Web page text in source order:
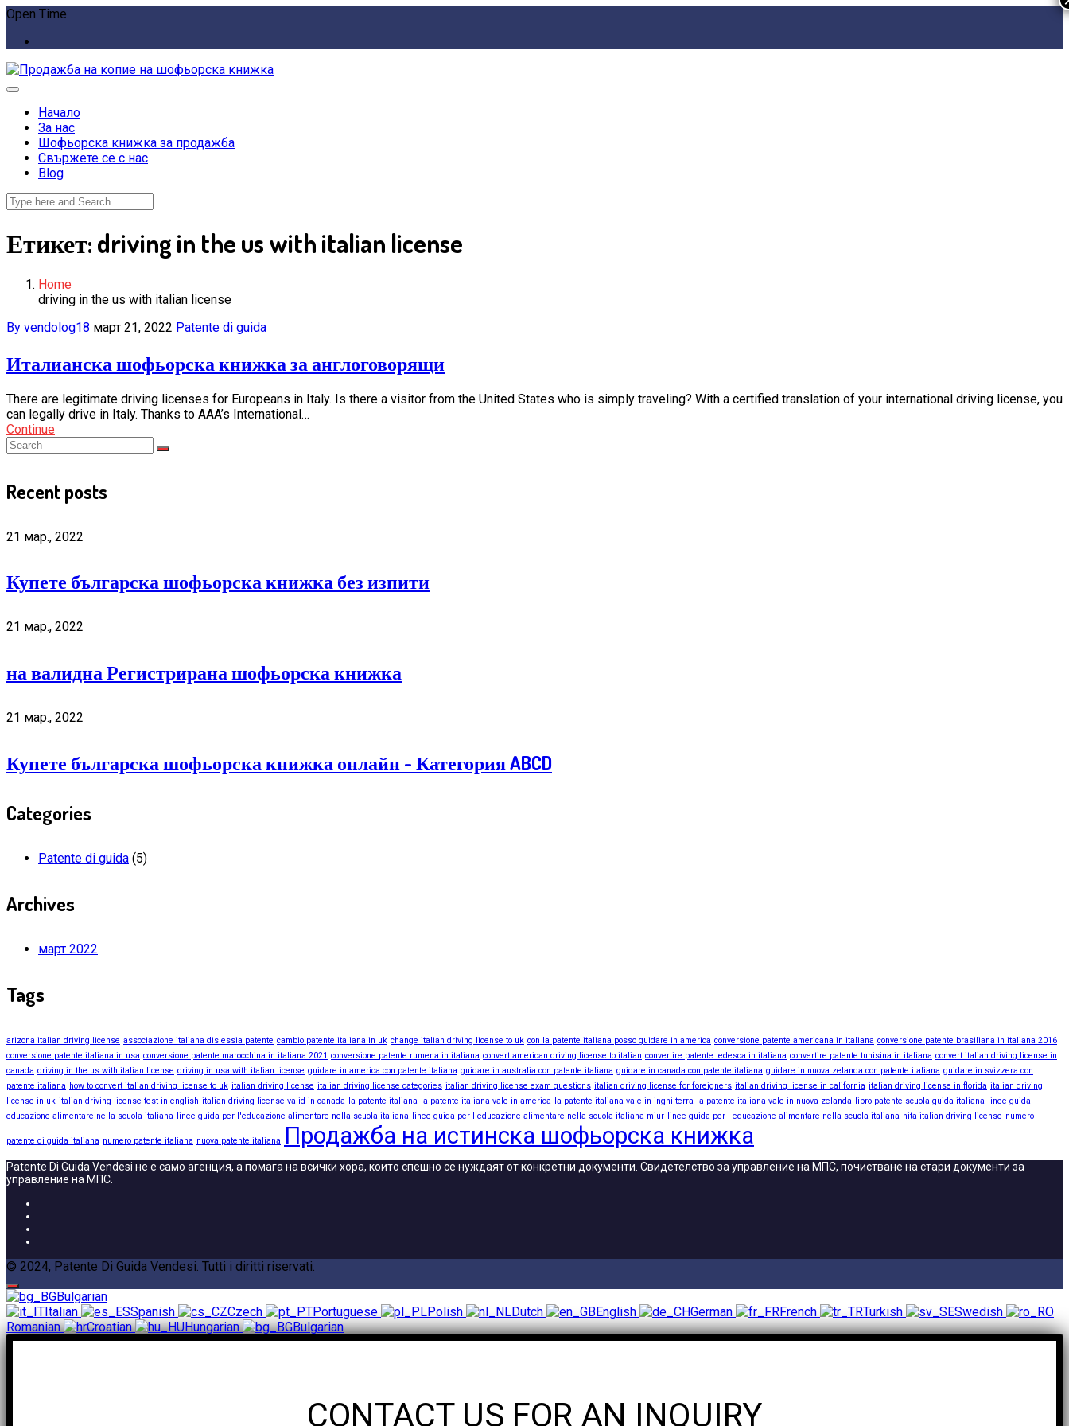
Open Time
Начало
За нас
Шофьорска книжка за продажба
Свържете се с нас
Blog
Етикет:driving in the us with italian license
Home
driving in the us with italian license
By vendolog18 март 21, 2022 Patente di guida
Италианска шофьорска книжка за англоговорящи
There are legitimate driving licenses for Europeans in Italy. Is there a visitor from the United States who is simply traveling? With a certified translation of your international driving license, you
can legally drive in Italy. Thanks to AAA’s International…
Continue
Recent posts
21 мар., 2022
Купете българска шофьорска книжка без изпити
21 мар., 2022
на валидна Регистрирана шофьорска книжка
21 мар., 2022
Купете българска шофьорска книжка онлайн - Категория ABCD
Categories
Patente di guida (5)
Archives
март 2022
Tags
arizona italian driving license associazione italiana dislessia patente cambio patente italiana in uk change italian driving license to uk con la patente italiana posso guidare in america conversione patente americana in italiana conversione patente brasiliana in italiana 2016
conversione patente italiana in usa conversione patente marocchina in italiana 2021 conversione patente rumena in italiana convert american driving license to italian convertire patente tedesca in italiana convertire patente tunisina in italiana convert italian driving license in
canada driving in the us with italian license driving in usa with italian license guidare in america con patente italiana guidare in australia con patente italiana guidare in canada con patente italiana guidare in nuova zelanda con patente italiana guidare in svizzera con
patente italiana how to convert italian driving license to uk italian driving license italian driving license categories italian driving license exam questions italian driving license for foreigners italian driving license in california italian driving license in florida italian driving
license in uk italian driving license test in english italian driving license valid in canada la patente italiana la patente italiana vale in america la patente italiana vale in inghilterra la patente italiana vale in nuova zelanda libro patente scuola guida italiana
linee guida
educazione alimentare nella scuola italiana
linee guida per l'educazione alimentare nella scuola italiana linee guida per l'educazione alimentare nella scuola italiana miur linee guida per l educazione alimentare nella scuola italiana nita italian driving license numero
patente di guida italiana numero patente italiana nuova patente italiana Продажба на истинска шофьорска книжка
Patente Di Guida Vendesi не е само агенция, а помага на всички хора, които спешно се нуждаят от конкретни документи. Свидетелство за управление на МПС, почистване на стари документи за
управление на МПС.
© 2024, Patente Di Guida Vendesi. Tutti i diritti riservati.
Bulgarian
Italian
Spanish Czech Portuguese Polish Dutch English German French Turkish
Swedish
Romanian
Croatian Hungarian Bulgarian
CONTACT US FOR AN INQUIRY